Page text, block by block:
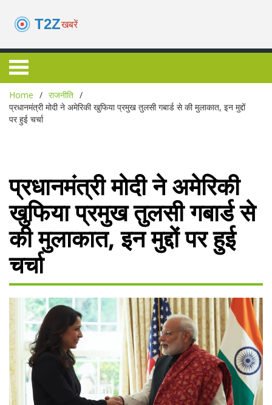
Home
राजनीति
प्रधानमंत्री मोदी ने अमेरिकी खुफिया प्रमुख तुलसी गबार्ड से की मुलाकात, इन मुद्दों
पर हुई चर्चा
प्रधानमंत्री मोदी ने अमेरिकी
खुफिया प्रमुख तुलसी गबार्ड से
की मुलाकात, इन मुद्दों पर हुई
चर्चा